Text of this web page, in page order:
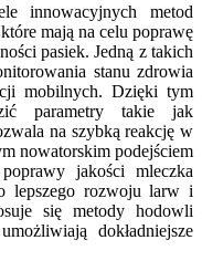
innowacyjnych metod
mają na celu poprawę
pasiek. Jedną z takich
stanu zdrowia
mobilnych. Dzięki tym
parametry takie jak
na szybką reakcję w
nowatorskim podejściem
jakości mleczka
lepszego rozwoju larw i
się metody hodowli
dokładniejsze